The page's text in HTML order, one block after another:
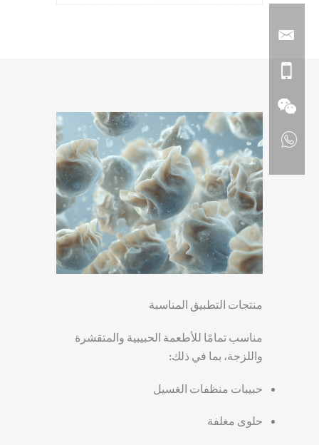
منتجات التطبيق المناسبة
مناسب تمامًا للأطعمة الحبيبية والمتقشرة
واللزجة، بما في ذلك:
حبيبات منظفات الغسيل
حلوى مغلفة